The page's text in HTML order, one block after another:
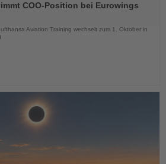
COO-Position bei Eurowings
Aviation Training wechselt zum 1. Oktober in